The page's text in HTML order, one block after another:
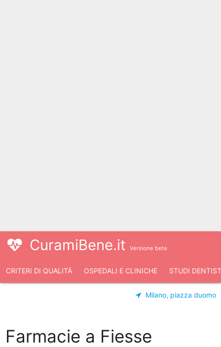
CuramiBene.it Versione beta
CRITERI DI QUALITÀ OSPEDALI E CLINICHE STUDI
Milano, piazza duomo
Farmacie a Fiesse